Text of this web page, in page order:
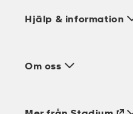
Hjälp & information
Om oss